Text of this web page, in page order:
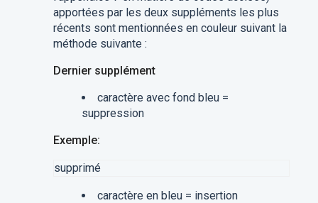
apportées par les deux suppléments les plus
récents sont mentionnées en couleur suivant la
méthode suivante :
Dernier supplément
caractère avec fond bleu =
suppression
Exemple:
supprimé
caractère en bleu = insertion